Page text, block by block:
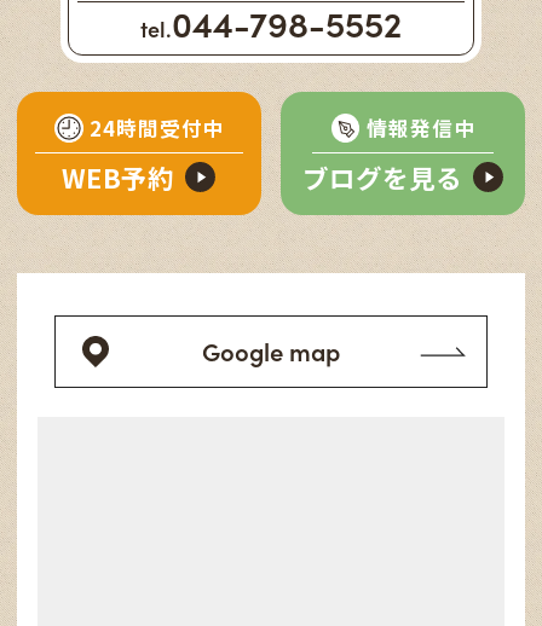
tel.044-798-5552
24時間受付中
WEB予約
情報発信中
ブログを見る
Google map